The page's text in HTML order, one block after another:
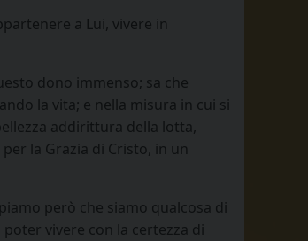
a Lui, vivere in
dono immenso; sa che
la vita; e nella misura in cui si
addirittura della lotta,
la Grazia di Cristo, in un
però che siamo qualcosa di
vivere con la certezza di